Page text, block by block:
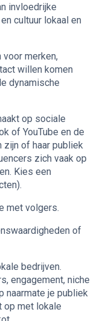
invloedrijke
cultuur lokaal en
merken,
willen komen
dynamische
op sociale
of YouTube en de
of haar publiek
zich vaak op
Kies een
met volgers.
of
bedrijven.
engagement, niche
naarmate je publiek
op met lokale